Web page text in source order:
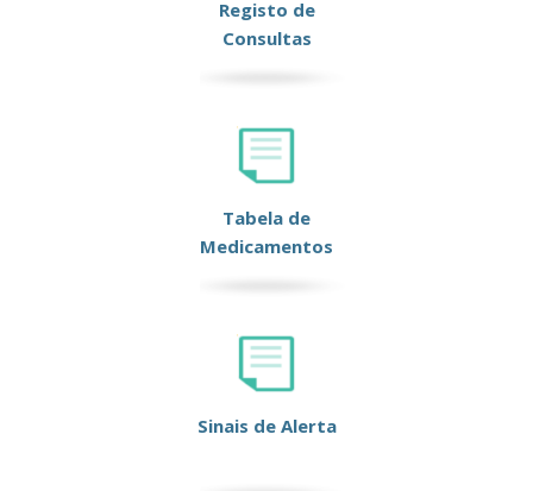
Registo de
Consultas
Tabela de
Medicamentos
Sinais de Alerta